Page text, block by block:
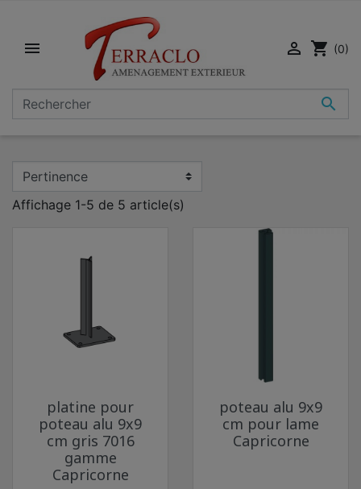


 shopping_cart (0)
Affichage 1-5 de 5 article(s)
platine pour
poteau alu 9x9
cm gris 7016
gamme
Capricorne
poteau alu 9x9
cm pour lame
Capricorne